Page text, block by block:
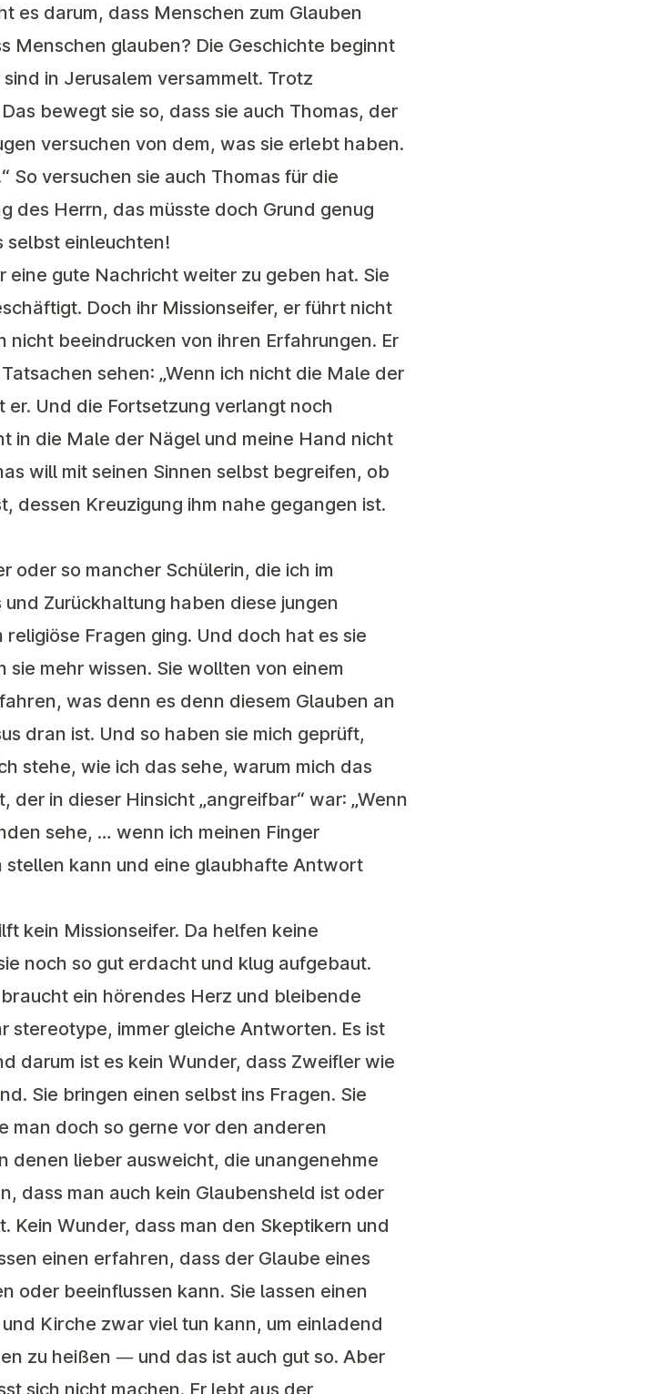
es darum, dass Menschen zum Glauben
Menschen glauben? Die Geschichte beginnt
in Jerusalem versammelt. Trotz
bewegt sie so, dass sie auch Thomas, der
versuchen von dem, was sie erlebt haben.
So versuchen sie auch Thomas für die
des Herrn, das müsste doch Grund genug
selbst einleuchten!
gute Nachricht weiter zu geben hat. Sie
Doch ihr Missionseifer, er führt nicht
nicht beeindrucken von ihren Erfahrungen. Er
sehen: „Wenn ich nicht die Male der
er. Und die Fortsetzung verlangt noch
in die Male der Nägel und meine Hand nicht
will mit seinen Sinnen selbst begreifen, ob
dessen Kreuzigung ihm nahe gegangen ist.
oder so mancher Schülerin, die ich im
Zurückhaltung haben diese jungen
Fragen ging. Und doch hat es sie
mehr wissen. Sie wollten von einem
was denn es denn diesem Glauben an
dran ist. Und so haben sie mich geprüft,
stehe, wie ich das sehe, warum mich das
in dieser Hinsicht „angreifbar“ war: „Wenn
sehe, … wenn ich meinen Finger
kann und eine glaubhafte Antwort
kein Missionseifer. Da helfen keine
noch so gut erdacht und klug aufgebaut.
ein hörendes Herz und bleibende
immer gleiche Antworten. Es ist
darum ist es kein Wunder, dass Zweifler wie
Sie bringen einen selbst ins Fragen. Sie
man doch so gerne vor den anderen
denen lieber ausweicht, die unangenehme
dass man auch kein Glaubensheld ist oder
Kein Wunder, dass man den Skeptikern und
einen erfahren, dass der Glaube eines
oder beeinflussen kann. Sie lassen einen
Kirche zwar viel tun kann, um einladend
zu heißen — und das ist auch gut so. Aber
sich nicht machen. Er lebt aus der